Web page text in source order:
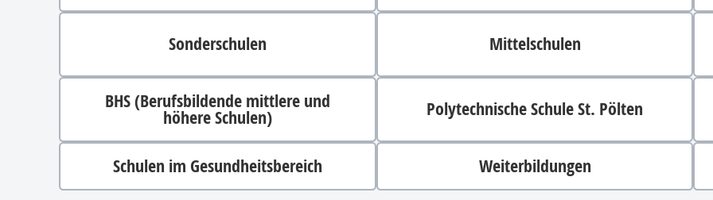
Sonderschulen Mittelschulen
BHS (Berufsbildende mittlere und
höhere Schulen) Polytechnische Schule St. Pölten
Schulen im Gesundheitsbereich Weiterbildungen